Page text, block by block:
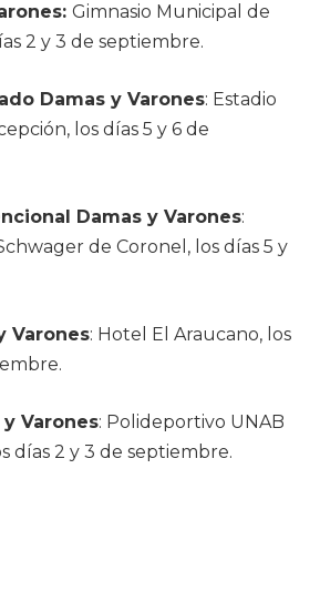
Gimnasio Municipal de
2 y 3 de septiembre.
Damas y Varones: Estadio
los días 5 y 6 de
Damas y Varones:
de Coronel, los días 5 y
Varones: Hotel El Araucano, los
Varones: Polideportivo UNAB
días 2 y 3 de septiembre.